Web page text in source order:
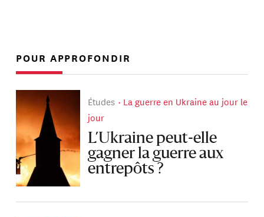
POUR APPROFONDIR
Études
La guerre en Ukraine au jour le
jour
L’Ukraine peut-elle
gagner la guerre aux
entrepôts ?